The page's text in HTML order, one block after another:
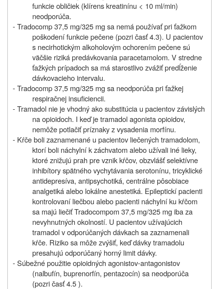
funkcie obličiek (klírens kreatinínu < 10 ml/min)
neodporúča.
- Tradocomp 37,5 mg/325 mg sa nemá používať pri ťažkom
poškodení funkcie pečene (pozri časť 4.3). U pacientov
s necirhotickým alkoholovým ochorením pečene sú
väčšie riziká predávkovania paracetamolom. V stredne
ťažkých prípadoch sa má starostlivo zvážiť predĺženie
dávkovacieho intervalu.
- Tradocomp 37,5 mg/325 mg sa neodporúča pri ťažkej
respiračnej insuficiencii.
- Tramadol nie je vhodný ako substitúcia u pacientov závislých
na opioidoch. I keď je tramadol agonista opioidov,
nemôže potlačiť príznaky z vysadenia morfínu.
- Kŕče boli zaznamenané u pacientov liečených tramadolom,
ktorí boli náchylní k záchvatom alebo užívali iné lieky,
ktoré znižujú prah pre vznik kŕčov, obzvlášť selektívne
inhibítory spätného vychytávania serotonínu, tricyklické
antidepresíva, antipsychotiká, centrálne pôsobiace
analgetiká alebo lokálne anestetiká. Epileptickí pacienti
kontrolovaní liečbou alebo pacienti náchylní ku kŕčom
sa majú liečiť Tradocompom 37,5 mg/325 mg iba za
nevyhnutných okolností. U pacientov užívajúcich
tramadol v odporúčaných dávkach sa zaznamenali
kŕče. Riziko sa môže zvýšiť, keď dávky tramadolu
presahujú odporúčaný horný limit dávky.
- Súbežné použitie opioidných agonistov-antagonistov
(nalbufín, buprenorfín, pentazocín) sa neodporúča
(pozri časť 4.5 ).